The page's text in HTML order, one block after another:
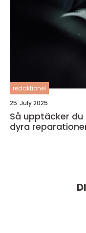
redaktionel
25. July 2025
Så upptäcker
dyra